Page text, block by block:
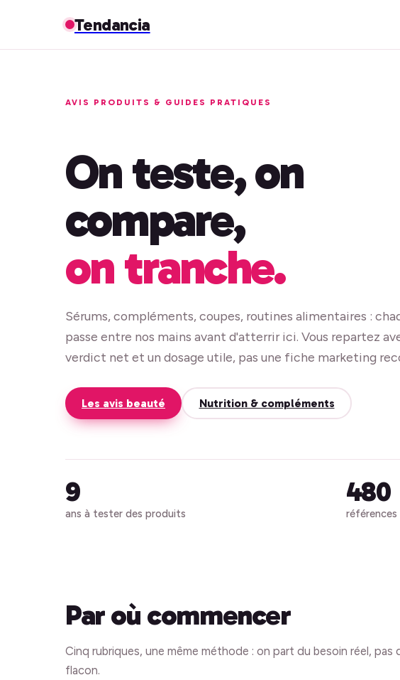
Tendancia
AVIS PRODUITS & GUIDES PRATIQUES
On teste, on
compare,
on tranche.
Sérums, compléments, coupes, routines alimentaires :
passe entre nos mains avant d'atterrir ici. Vous repartez
verdict net et un dosage utile, pas une fiche marketing
Les avis beauté Nutrition & compléments
9
ans à tester des produits
480
références
Par où commencer
Cinq rubriques, une même méthode : on part du besoin réel, pas
flacon.